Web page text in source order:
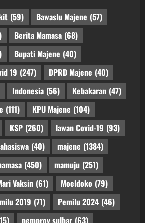
(59) Bawaslu Majene (57)
Berita Mamasa (68)
Bupati Majene (40)
19 (247) DPRD Majene (40)
Indonesia (56) Kebakaran (47)
(111) KPU Majene (104)
KSP (260) lawan Covid-19 (93)
(40) majene (1384)
(450) mamuju (251)
Vaksin (61) Moeldoko (79)
2019 (71) Pemilu 2024 (46)